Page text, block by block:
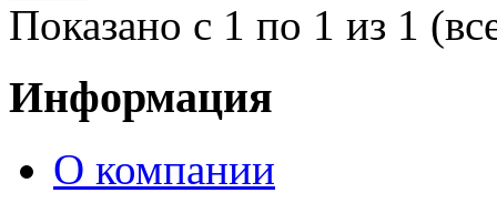
Показано с 1 по 1 из 1
Информация
О компании